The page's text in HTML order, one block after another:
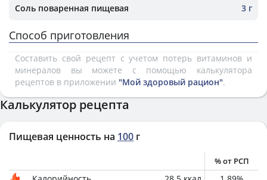
Соль поваренная пищевая 3 г
Способ приготовления
Составить свой рецепт с учетом потерь витаминов и
минералов вы можете с помощью калькулятора
рецептов в приложении "Мой здоровый рацион".
Калькулятор рецепта
Пищевая ценность на 100 г
% от РСП